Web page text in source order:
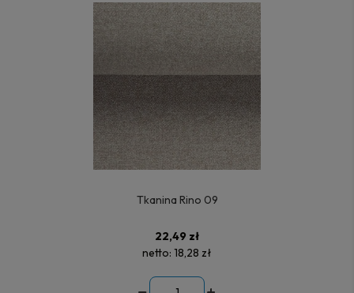
Tkanina Rino 09
22,49 zł
netto: 18,28 zł